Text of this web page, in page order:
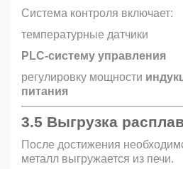
Система контроля включает:
температурные датчики
PLC-систему управления
регулировку мощности
питания
3.5 Выгрузка
После достижения
металл выгружается из печи.